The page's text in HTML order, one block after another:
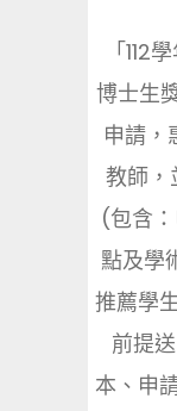
「112
博士生
申請，
教師，
(包含
點及學
推薦學
前提
本、申